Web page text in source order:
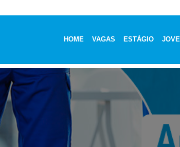
HOME VAGAS ESTÁGIO